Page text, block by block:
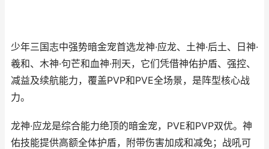
少年三国志中强势暗金宠首选龙神·应龙、土神·后土、日神·
羲和、木神·句芒和血神·刑天，它们凭借神佑护盾、强控、
减益及续航能力，覆盖PVP和PVE全场景，是阵型核心战
力。
龙神·应龙是综合能力绝顶的暗金宠，PVE和PVP双优。神
佑技能提供高额全体护盾，附带伤害加成和减免；战吼可